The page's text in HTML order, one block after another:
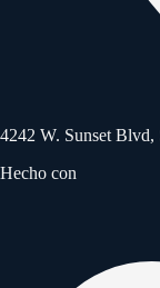
4242 W. Sunset
Hecho con